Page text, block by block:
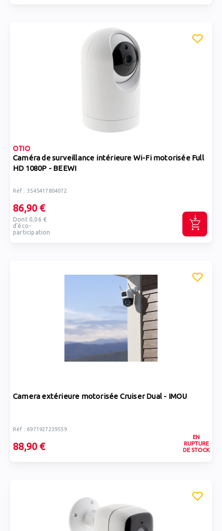
OTIO
Caméra de surveillance intérieure Wi-Fi motorisée Full
HD 1080P - BEEWI
Réf : 3545417804072
86,90 €
Dont 0,06 €
d'éco-
participation
Camera extérieure motorisée Cruiser Dual - IMOU
Réf : 6971927239559
88,90 €
EN
RUPTURE
DE STOCK